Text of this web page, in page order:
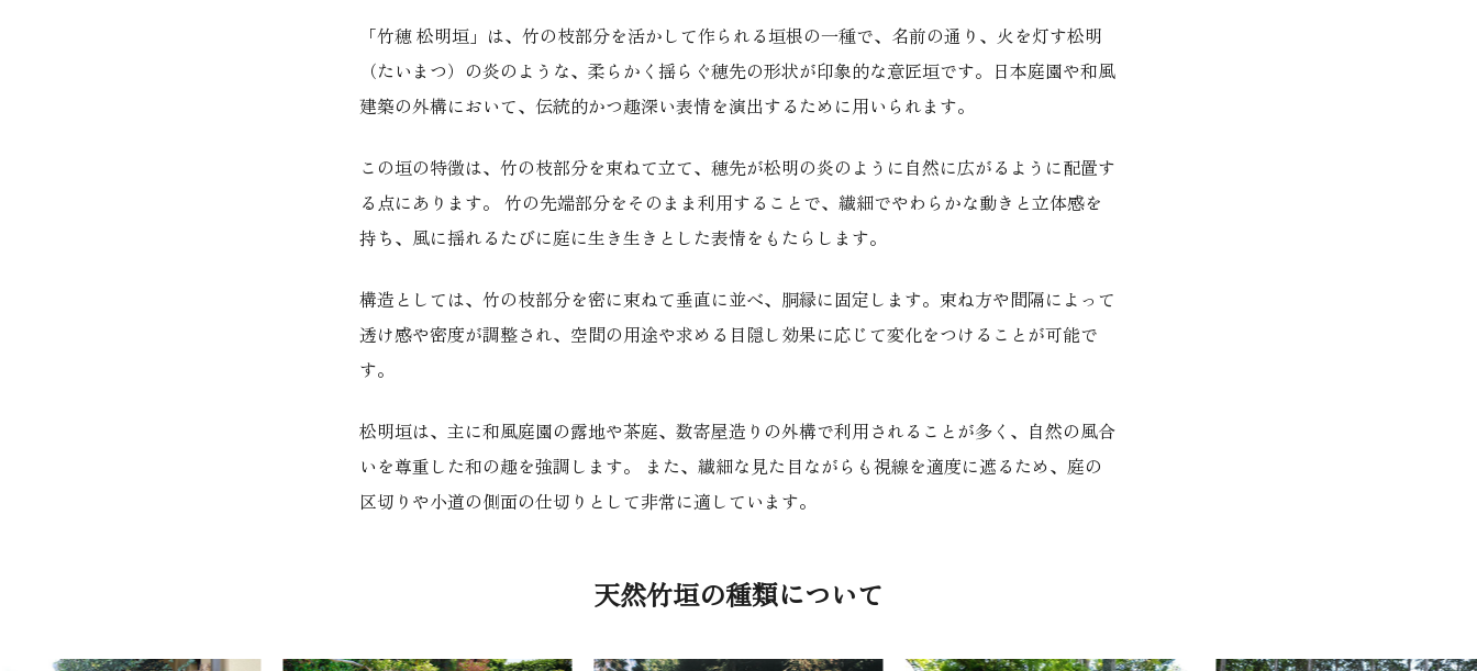
「竹穂 松明垣」は、竹の枝部分を活かして作られる垣根の一種で、名前の通り、火を灯す松明
（たいまつ）の炎のような、柔らかく揺らぐ穂先の形状が印象的な意匠垣です。日本庭園や和風
建築の外構において、伝統的かつ趣深い表情を演出するために用いられます。
この垣の特徴は、竹の枝部分を束ねて立て、穂先が松明の炎のように自然に広がるように配置す
る点にあります。 竹の先端部分をそのまま利用することで、繊細でやわらかな動きと立体感を
持ち、風に揺れるたびに庭に生き生きとした表情をもたらします。
構造としては、竹の枝部分を密に束ねて垂直に並べ、胴縁に固定します。束ね方や間隔によって
透け感や密度が調整され、空間の用途や求める目隠し効果に応じて変化をつけることが可能で
す。
松明垣は、主に和風庭園の露地や茶庭、数寄屋造りの外構で利用されることが多く、自然の風合
いを尊重した和の趣を強調します。 また、繊細な見た目ながらも視線を適度に遮るため、庭の
区切りや小道の側面の仕切りとして非常に適しています。
天然竹垣の種類について